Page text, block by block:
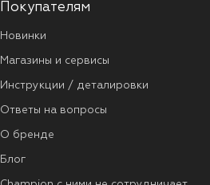
Покупателям
Новинки
Магазины и сервисы
Инструкции / деталировки
Ответы на вопросы
О бренде
Блог